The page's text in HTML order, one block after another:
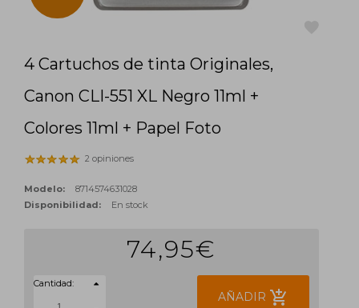
4 Cartuchos de tinta Originales,
Canon CLI-551 XL Negro 11ml +
Colores 11ml + Papel Foto
2 opiniones
Modelo:
8714574631028
Disponibilidad:
En stock
74,95€
Cantidad:
AÑADIR add_shopping_cart